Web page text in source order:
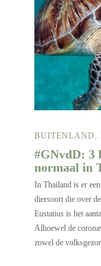
BUITENLAND,
#GNvdD: 3
normaal in
In Thailand is er
diersoort die over
Eustatius is het
Alhoewel de
zowel de